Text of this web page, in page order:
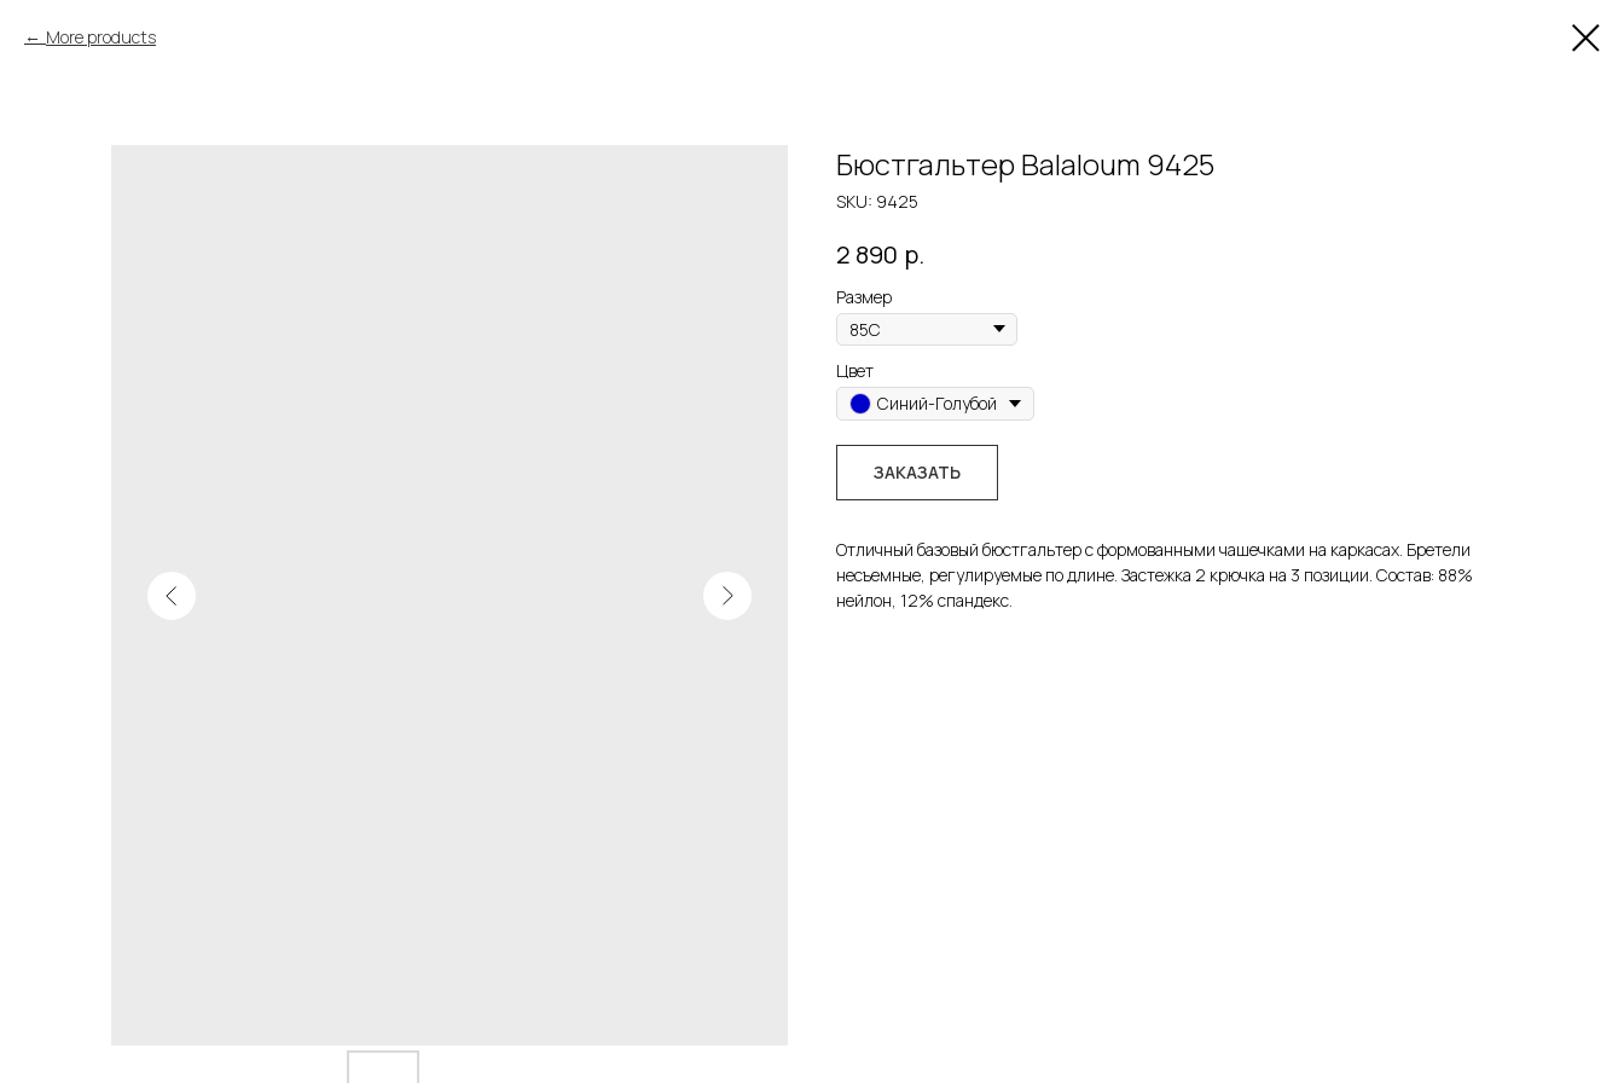
More products
Бюстгальтер Balaloum 9425
SKU: 9425
2 890 р.
Размер
Цвет
Синий-Голубой
ЗАКАЗАТЬ
Отличный базовый бюстгальтер с формованными чашечками на каркасах. Бретели
несъемные, регулируемые по длине. Застежка 2 крючка на 3 позиции. Состав: 88%
нейлон, 12% спандекс.